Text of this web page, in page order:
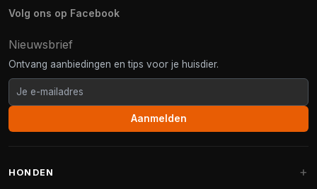
Volg ons op Facebook
Nieuwsbrief
Ontvang aanbiedingen en tips voor je huisdier.
Aanmelden
HONDEN